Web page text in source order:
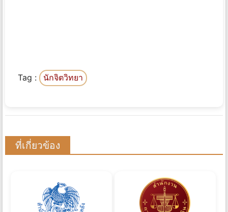
Tag : นักจิตวิทยา
ที่เกี่ยวข้อง